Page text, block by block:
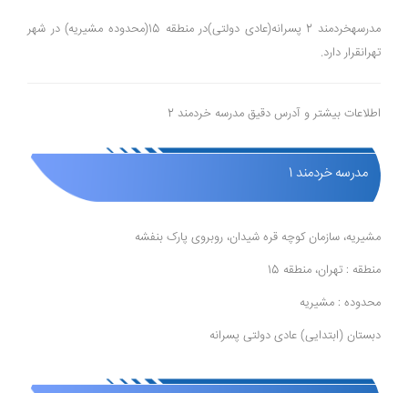
مدرسهخردمند 2 پسرانه(عادی دولتی)در منطقه 15(محدوده مشیریه) در شهر
تهرانقرار دارد.
اطلاعات بیشتر و آدرس دقیق مدرسه خردمند 2
مدرسه خردمند 1
مشیریه، سازمان کوچه قره شیدان، روبروی پارک بنفشه
منطقه : تهران، منطقه 15
محدوده : مشیریه
دبستان (ابتدایی) عادی دولتی پسرانه